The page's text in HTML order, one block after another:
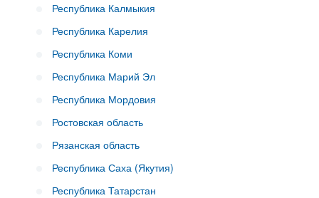
Республика Калмыкия
Республика Карелия
Республика Коми
Республика Марий Эл
Республика Мордовия
Ростовская область
Рязанская область
Республика Саха (Якутия)
Республика Татарстан